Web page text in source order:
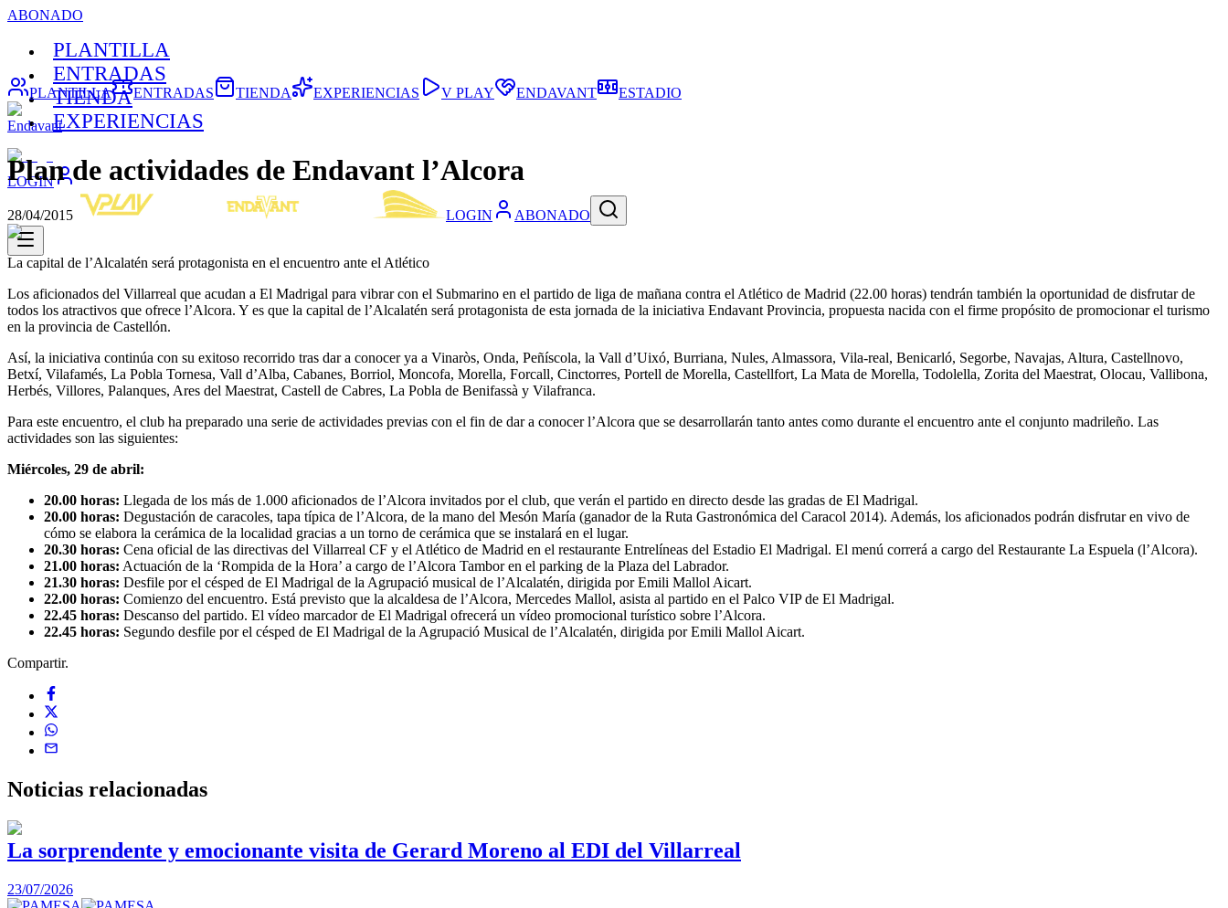
ABONADO
PLANTILLA
ENTRADAS
TIENDA
EXPERIENCIAS
LOGIN
LOGIN ABONADO
PLANTILLA ENTRADAS TIENDA EXPERIENCIAS V PLAY ENDAVANT ESTADIO
Endavant
Plan de actividades de Endavant l’Alcora
28/04/2015
La capital de l’Alcalatén será protagonista en el encuentro ante el Atlético
Los aficionados del Villarreal que acudan a El Madrigal para vibrar con el Submarino en el partido de liga de mañana contra el Atlético de Madrid (22.00 horas) tendrán también la oportunidad de disfrutar de
todos los atractivos que ofrece l’Alcora. Y es que la capital de l’Alcalatén será protagonista de esta jornada de la iniciativa Endavant Provincia, propuesta nacida con el firme propósito de promocionar el turismo
en la provincia de Castellón.
Así, la iniciativa continúa con su exitoso recorrido tras dar a conocer ya a Vinaròs, Onda, Peñíscola, la Vall d’Uixó, Burriana, Nules, Almassora, Vila-real, Benicarló, Segorbe, Navajas, Altura, Castellnovo,
Betxí, Vilafamés, La Pobla Tornesa, Vall d’Alba, Cabanes, Borriol, Moncofa, Morella, Forcall, Cinctorres, Portell de Morella, Castellfort, La Mata de Morella, Todolella, Zorita del Maestrat, Olocau, Vallibona,
Herbés, Villores, Palanques, Ares del Maestrat, Castell de Cabres, La Pobla de Benifassà y Vilafranca.
Para este encuentro, el club ha preparado una serie de actividades previas con el fin de dar a conocer l’Alcora que se desarrollarán tanto antes como durante el encuentro ante el conjunto madrileño. Las
actividades son las siguientes:
Miércoles, 29 de abril:
20.00 horas: Llegada de los más de 1.000 aficionados de l’Alcora invitados por el club, que verán el partido en directo desde las gradas de El Madrigal.
20.00 horas: Degustación de caracoles, tapa típica de l’Alcora, de la mano del Mesón María (ganador de la Ruta Gastronómica del Caracol 2014). Además, los aficionados podrán disfrutar en vivo de
cómo se elabora la cerámica de la localidad gracias a un torno de cerámica que se instalará en el lugar.
20.30 horas: Cena oficial de las directivas del Villarreal CF y el Atlético de Madrid en el restaurante Entrelíneas del Estadio El Madrigal. El menú correrá a cargo del Restaurante La Espuela (l’Alcora).
21.00 horas: Actuación de la ‘Rompida de la Hora’ a cargo de l’Alcora Tambor en el parking de la Plaza del Labrador.
21.30 horas: Desfile por el césped de El Madrigal de la Agrupació musical de l’Alcalatén, dirigida por Emili Mallol Aicart.
22.00 horas: Comienzo del encuentro. Está previsto que la alcaldesa de l’Alcora, Mercedes Mallol, asista al partido en el Palco VIP de El Madrigal.
22.45 horas: Descanso del partido. El vídeo marcador de El Madrigal ofrecerá un vídeo promocional turístico sobre l’Alcora.
22.45 horas: Segundo desfile por el césped de El Madrigal de la Agrupació Musical de l’Alcalatén, dirigida por Emili Mallol Aicart.
Compartir.
Noticias relacionadas
La sorprendente y emocionante visita de Gerard Moreno al EDI del Villarreal
23/07/2026